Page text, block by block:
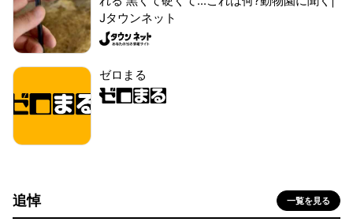
Jタウンネット
ゼロまる
追悼 一覧を見る